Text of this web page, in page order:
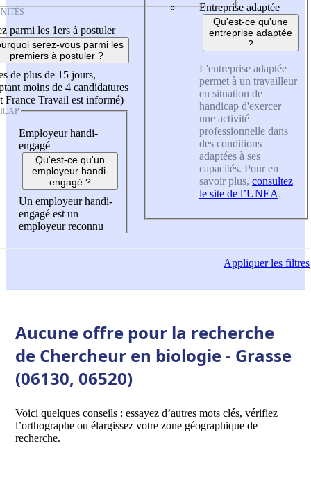
parmi les 1ers à postuler
serez-vous parmi les
premiers à postuler ?
de plus de 15 jours,
moins de 4 candidatures
France Travail est informé)
Employeur handi-
engagé
Qu'est-ce qu'un
employeur handi-
engagé ?
Un employeur handi-
engagé est un
employeur reconnu
Entreprise adaptée
Qu'est-ce qu'une
entreprise adaptée
?
L'entreprise adaptée
permet à un travailleur
en situation de
handicap d'exercer
une activité
professionnelle dans
des conditions
adaptées à ses
capacités. Pour en
savoir plus, consultez
le site de l’UNEA.
Appliquerles filtres
Aucune offre pour la recherche
de Chercheur en biologie - Grasse
(06130, 06520)
Voici quelques conseils : essayez d’autres mots clés, vérifiez
l’orthographe ou élargissez votre zone géographique de
recherche.